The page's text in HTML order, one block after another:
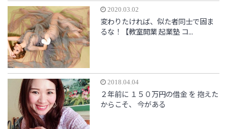
2020.03.02
変わりたければ、似た者同士で固ま
るな！【教室開業 起業塾 コ...
2018.04.04
２年前に １５０万円の借金 を 抱えた
からこそ、 今がある